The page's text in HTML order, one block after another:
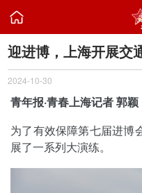

迎进博，上海开展交
2024-10-30
青年报·青春上海记者 郭颖
为了有效保障第七届进博
展了一系列大演练。